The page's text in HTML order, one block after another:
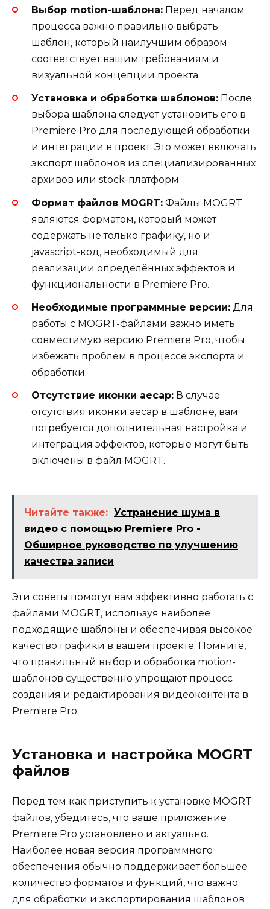
Выбор motion-шаблона: Перед началом
процесса важно правильно выбрать
шаблон, который наилучшим образом
соответствует вашим требованиям и
визуальной концепции проекта.
Установка и обработка шаблонов: После
выбора шаблона следует установить его в
Premiere Pro для последующей обработки
и интеграции в проект. Это может включать
экспорт шаблонов из специализированных
архивов или stock-платформ.
Формат файлов MOGRT: Файлы MOGRT
являются форматом, который может
содержать не только графику, но и
javascript-код, необходимый для
реализации определённых эффектов и
функциональности в Premiere Pro.
Необходимые программные версии: Для
работы с MOGRT-файлами важно иметь
совместимую версию Premiere Pro, чтобы
избежать проблем в процессе экспорта и
обработки.
Отсутствие иконки aecap: В случае
отсутствия иконки aecap в шаблоне, вам
потребуется дополнительная настройка и
интеграция эффектов, которые могут быть
включены в файл MOGRT.
Читайте также: Устранение шума в
видео с помощью Premiere Pro -
Обширное руководство по улучшению
качества записи
Эти советы помогут вам эффективно работать с
файлами MOGRT, используя наиболее
подходящие шаблоны и обеспечивая высокое
качество графики в вашем проекте. Помните,
что правильный выбор и обработка motion-
шаблонов существенно упрощают процесс
создания и редактирования видеоконтента в
Premiere Pro.
Установка и настройка MOGRT
файлов
Перед тем как приступить к установке MOGRT
файлов, убедитесь, что ваше приложение
Premiere Pro установлено и актуально.
Наиболее новая версия программного
обеспечения обычно поддерживает большее
количество форматов и функций, что важно
для обработки и экспортирования шаблонов